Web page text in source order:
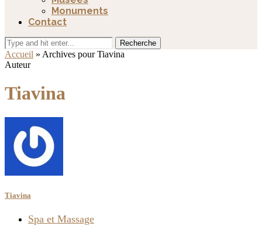
Monuments
Contact
Recherche
Accueil » Archives pour Tiavina
Auteur
Tiavina
Tiavina
Spa et Massage